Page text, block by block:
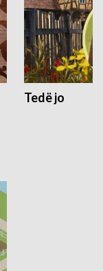
Tedë jo